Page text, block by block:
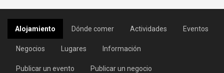
Alojamiento Dónde comer Actividades Eventos
Negocios Lugares Información
Publicar un evento Publicar un negocio